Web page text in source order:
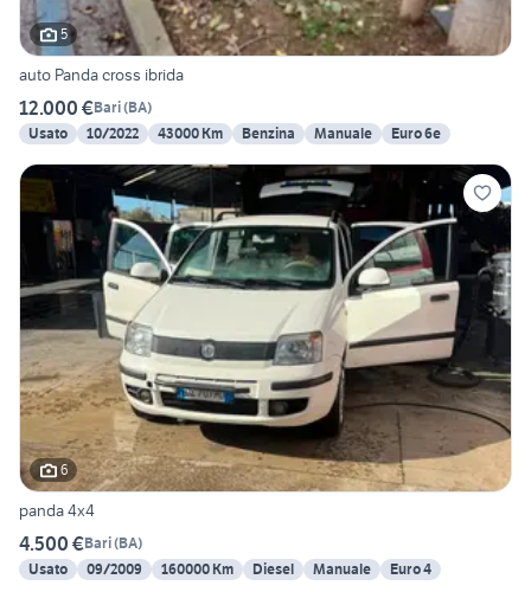
5
auto Panda cross ibrida
12.000 €Bari(BA)
Usato
10/2022 43000 Km Benzina Manuale Euro 6e
6
panda 4x4
4.500 €Bari(BA)
Usato
09/2009 160000 Km Diesel Manuale Euro 4